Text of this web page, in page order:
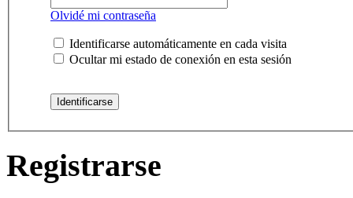
Olvidé mi contraseña
Identificarse automáticamente en cada visita
Ocultar mi estado de conexión en esta sesión
Registrarse